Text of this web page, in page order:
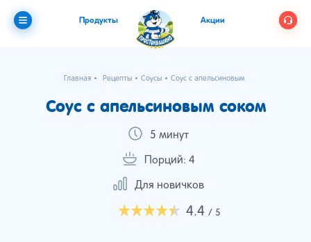
Продукты Акции
Главная Рецепты Соусы Соус с апельсиновым соком
Соус с апельсиновым соком
5 минут
Порций: 4
Для новичков
4.4 / 5